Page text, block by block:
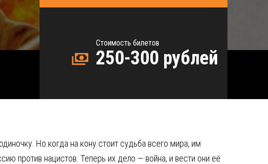
Стоимость билетов
250-300 рублей
Но когда на кону стоит судьба всего мира, им
против нацистов. Теперь их дело — война, и вести они её